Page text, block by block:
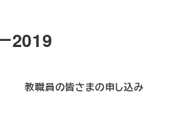
2019
教職員の皆さまの申し込み